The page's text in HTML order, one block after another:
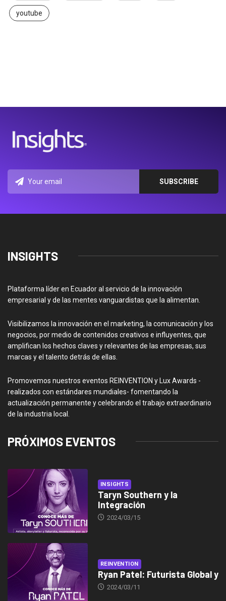
youtube
INSIGHTS
Plataforma líder en Ecuador al servicio de la innovación
empresarial y de las mentes vanguardistas que la alimentan.
Visibilizamos la innovación en el marketing, la comunicación y los
negocios, por medio de contenidos creativos e influyentes, que
amplifican los hechos claves y relevantes de las empresas, sus
marcas y el talento detrás de ellas.
Promovemos nuestros eventos REINVENTION y Lux Awards -
realizados con estándares mundiales- fomentando la
actualización permanente y celebrando el trabajo extraordinario
de la industria local.
PRÓXIMOS EVENTOS
INSIGHTS
Taryn Southern y la
Integración
2024/03/15
REINVENTION
Ryan Patel: Futurista Global y
2024/03/11